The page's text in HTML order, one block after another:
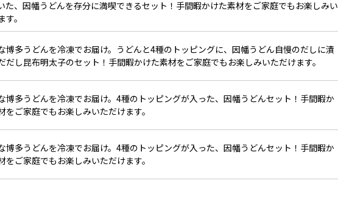
た、因幡うどんを存分に満喫できるセット！手間暇かけた素材をご家庭でもお楽しみい
す。
博多うどんを冷凍でお届け。うどんと4種のトッピングに、因幡うどん自慢のだしに漬
だし昆布明太子のセット！手間暇かけた素材をご家庭でもお楽しみいただけます。
博多うどんを冷凍でお届け。4種のトッピングが入った、因幡うどんセット！手間暇か
をご家庭でもお楽しみいただけます。
博多うどんを冷凍でお届け。4種のトッピングが入った、因幡うどんセット！手間暇か
をご家庭でもお楽しみいただけます。